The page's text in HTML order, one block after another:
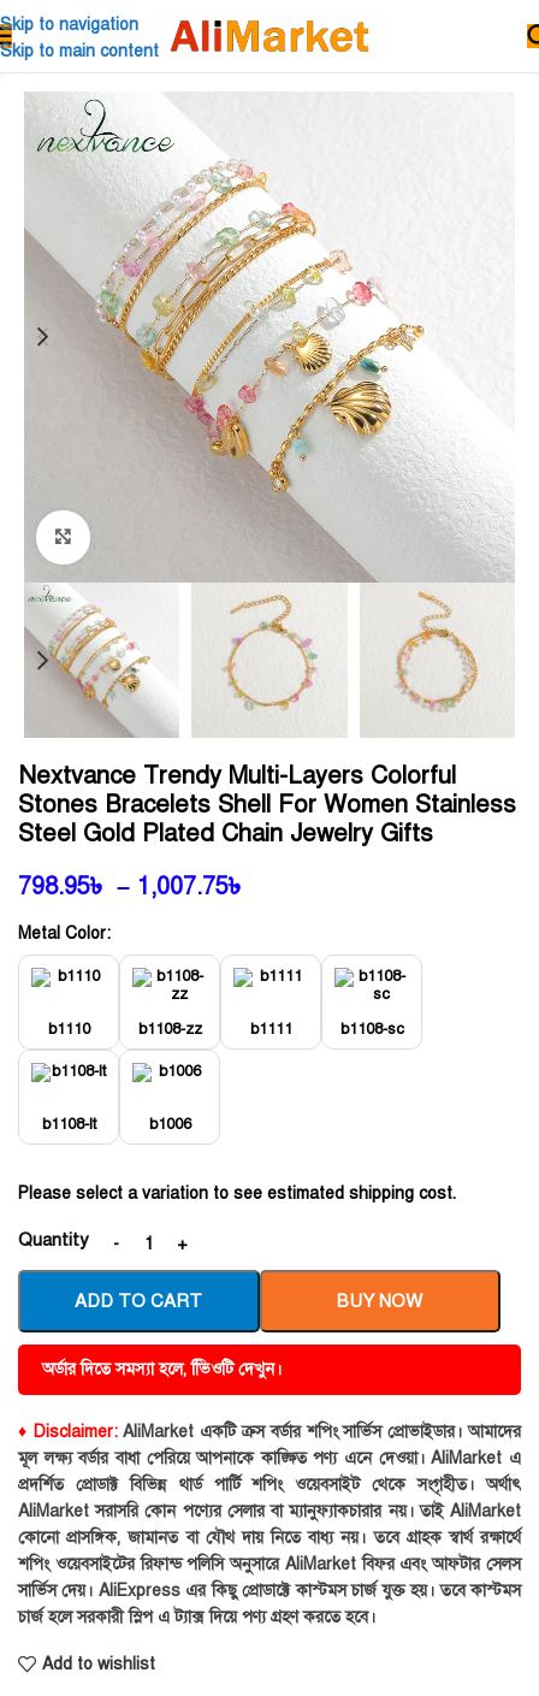
Skip to navigation
Skip to main content
Click to enlarge
Nextvance Trendy Multi-Layers Colorful
Stones Bracelets Shell For Women Stainless
Steel Gold Plated Chain Jewelry Gifts
798.95৳ – 1,007.75৳
Metal Color:
b1110 b1108-zz b1111 b1108-sc
b1108-lt b1006
Please select a variation to see estimated shipping cost.
Quantity
ADD TO CART BUY NOW
অর্ডার দিতে সমস্যা হলে, ভিিওটি দেখুন।
♦ Disclaimer:AliMarket একটি ক্রস বর্ডার শপিং সার্ভিস প্রোভাইডার। আমাদের
মূল লক্ষ্য বর্ডার বাধা পেরিয়ে আপনাকে কাঙ্ক্ষিত পণ্য এনে দেওয়া। AliMarket এ
প্রদর্শিত প্রোডাক্ট বিভিন্ন থার্ড পার্টি শপিং ওয়েবসাইট থেকে সংগৃহীত। অর্থাৎ
AliMarket সরাসরি কোন পণ্যের সেলার বা ম্যানুফ্যাকচারার নয়। তাই AliMarket
কোনো প্রাসঙ্গিক, জামানত বা যৌথ দায় নিতে বাধ্য নয়। তবে গ্রাহক স্বার্থ রক্ষার্থে
শপিং ওয়েবসাইটের রিফান্ড পলিসি অনুসারে AliMarket বিফর এবং আফটার সেলস
সার্ভিস দেয়। AliExpress এর কিছু প্রোডাক্টে কাস্টমস চার্জ যুক্ত হয়। তবে কাস্টমস
চার্জ হলে সরকারী স্লিপ এ ট্যাক্স দিয়ে পণ্য গ্রহণ করতে হবে।
Add to wishlist